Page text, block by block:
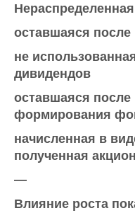
оставшаяся
не
дивидендов
оставшаяся
формирования
начисленная в
полученная
—
Влияние роста